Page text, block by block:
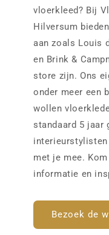
vloerkleed? Bij
Hilversum
aan zoals Louis
en Brink &
store zijn. Ons
onder meer een
wollen
standaard 5 jaar
interieurstylisten
met je mee.
informatie en
Bezoek de